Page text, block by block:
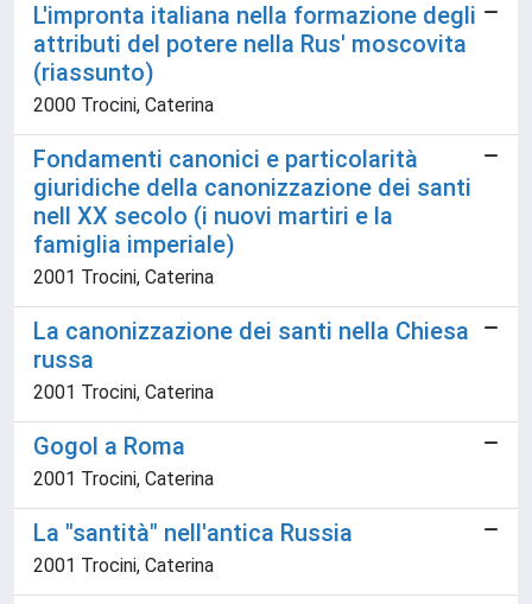
L'impronta italiana nella formazione degli
attributi del potere nella Rus' moscovita
(riassunto)
2000 Trocini, Caterina
Fondamenti canonici e particolarità
giuridiche della canonizzazione dei santi
nell XX secolo (i nuovi martiri e la
famiglia imperiale)
2001 Trocini, Caterina
La canonizzazione dei santi nella Chiesa
russa
2001 Trocini, Caterina
Gogol a Roma
2001 Trocini, Caterina
La "santità" nell'antica Russia
2001 Trocini, Caterina